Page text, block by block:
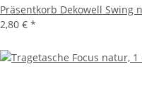
Präsentkorb Dekowell Swing
2,80 € *